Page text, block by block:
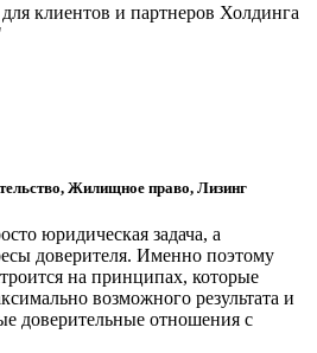
клиентов и партнеров Холдинга
Жилищное право, Лизинг
юридическая задача, а
доверителя. Именно поэтому
на принципах, которые
возможного результата и
доверительные отношения с